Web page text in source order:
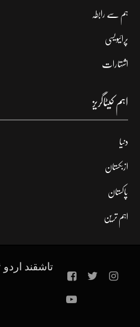
ہم سے رابطہ
پرائیویسی
اشتہارات
اہم کیٹاگریز
دنیا
ازبکستان
پاکستان
اہم ترین